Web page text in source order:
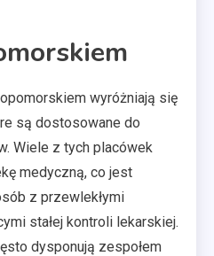
wyróżniają się
są dostosowane do
Wiele z tych placówek
medyczną, co jest
z przewlekłymi
stałej kontroli lekarskiej.
dysponują zespołem